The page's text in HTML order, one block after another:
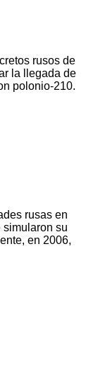
rusos de
la llegada de
polonio-210.
rusas en
su
en 2006,